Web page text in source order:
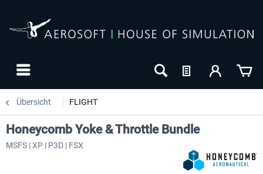
Übersicht FLIGHT
Honeycomb Yoke & Throttle Bundle
MSFS | XP | P3D | FSX